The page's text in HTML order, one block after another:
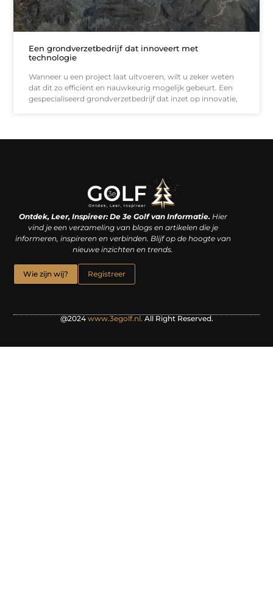
Een grondverzetbedrijf dat innoveert met
technologie
Wanneer u een project laat uitvoeren, wilt u zeker weten
dat dit zo efficiënt en nauwkeurig mogelijk gebeurt. Een
gespecialiseerd grondverzetbedrijf dat inzet op innovatie,
Ontdek, Leer, Inspireer: De 3e Golf van Informatie.Hier
vind je een verzameling van blogs en artikelen die je
informeren, inspireren en verbinden. Blijf op de hoogte van
nieuwe inzichten en trends.
Wie zijn wij? Registreer
@2024www.3egolf.nl.All Right Reserved.